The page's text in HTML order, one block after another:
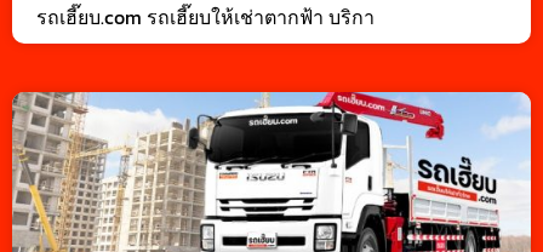
รถเฮี๊ยบ.com รถเฮี๊ยบให้เช่าตากฟ้า บริกา